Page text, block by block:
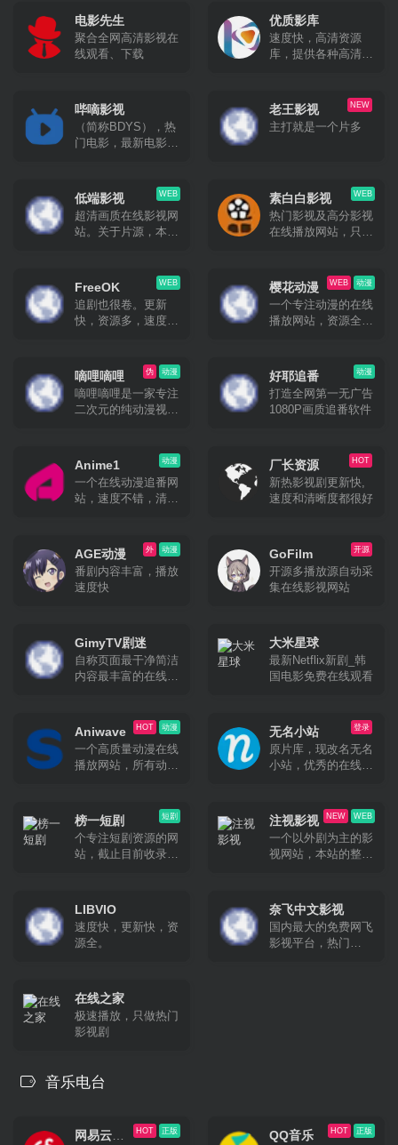
电影先生
聚合全网高清影视在
线观看、下载
优质影库
速度快，高清资源
库，提供各种高清影
哔嘀影视
（简称BDYS），热
门电影，最新电影，
下载，电驴下载，免
费在线观看
NEW
老王影视
主打就是一个片多
WEB
低端影视
超清画质在线影视网
站。关于片源，本站
渣画质版本，不会使
用删减版，本站所有
视频都遵循这个原
则。
WEB
素白白影视
热门影视及高分影视
在线播放网站，只有
WEB
FreeOK
追剧也很卷。更新
快，资源多，速度尚
动漫
WEB
樱花动漫
一个专注动漫的在线
播放网站，资源全，
动漫
伪
嘀哩嘀哩
嘀哩嘀哩是一家专注
二次元的纯动漫视频
2013年，先只是作为
个人补番与追番的无
名小站，后也称为D
站。原网站已于2020
番剧观看网站。
动漫
好耶追番
打造全网第一无广告
1080P画质追番软件
动漫
Anime1
一个在线动漫追番网
站，速度不错，清晰
HOT
厂长资源
新热影视剧更新快,
速度和清晰度都很好
动漫
外
AGE动漫
番剧内容丰富，播放
速度快
开源
GoFilm
开源多播放源自动采
集在线影视网站
GimyTV剧迷
自称页面最干净简洁
内容最丰富的在线追
大米星球
最新Netflix新剧_韩
国电影免费在线观看
动漫
HOT
Aniwave
一个高质量动漫在线
播放网站，所有动漫
友。
登录
无名小站
原片库，现改名无名
小站，优秀的在线播
btnull.org ，btnull.to
。中国大陆：
btnull.nu，
btnull.in。邮箱：
短剧
榜一短剧
个专注短剧资源的网
站，截止目前收录了
剧、快手短剧以及其
他平台的自制短剧，
这里基本都有收录。
WEB
NEW
注视影视
一个以外剧为主的影
视网站，本站的整体
LIBVIO
速度快，更新快，资
源全。
奈飞中文影视
国内最大的免费网飞
影视平台，热门
在线之家
极速播放，只做热门
影视剧
音乐电台
正版
HOT
网易云音
正版
HOT
QQ音乐